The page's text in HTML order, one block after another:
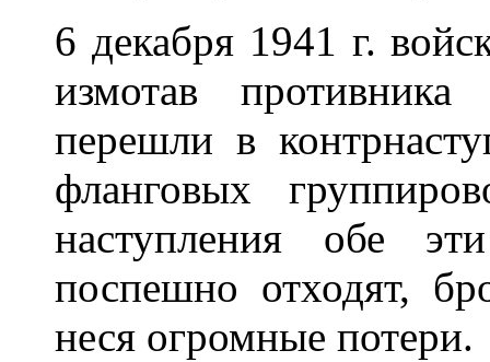
6 декабря 1941 г.
измотав
перешли в
фланговых
наступления обе
поспешно отходят,
неся огромные потери.